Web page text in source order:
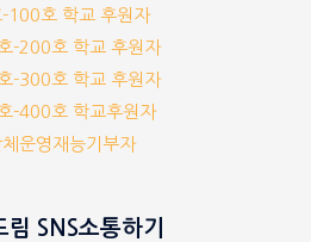
100호 학교 후원자
-200호 학교 후원자
-300호 학교 후원자
-400호 학교후원자
운영재능기부자
림 SNS소통하기